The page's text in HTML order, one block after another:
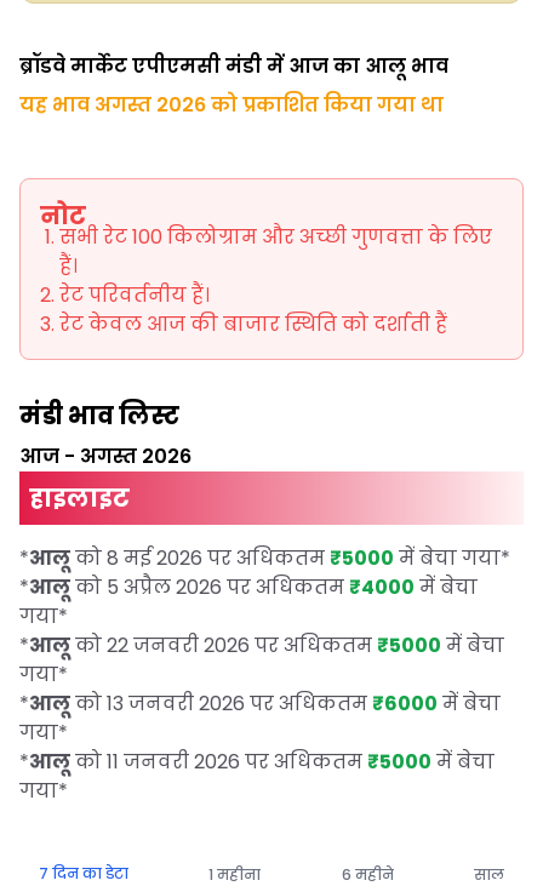
ब्रॉडवे मार्केट एपीएमसी मंडी में आज का आलू भाव
यह भाव अगस्त 2026 को प्रकाशित किया गया था
नोट
सभी रेट 100 किलोग्राम और अच्छी गुणवत्ता के लिए
हैं।
रेट परिवर्तनीय हैं।
रेट केवल आज की बाजार स्थिति को दर्शाती हैं
मंडी भाव लिस्ट
आज - अगस्त 2026
हाइलाइट
*आलूको 8 मई 2026 पर अधिकतम ₹5000 में बेचा गया*
*आलूको 5 अप्रैल 2026 पर अधिकतम ₹4000 में बेचा
गया*
*आलूको 22 जनवरी 2026 पर अधिकतम ₹5000 में बेचा
गया*
*आलूको 13 जनवरी 2026 पर अधिकतम ₹6000 में बेचा
गया*
*आलूको 11 जनवरी 2026 पर अधिकतम ₹5000 में बेचा
गया*
7 दिन का डेटा 1 महीना 6 महीने साल